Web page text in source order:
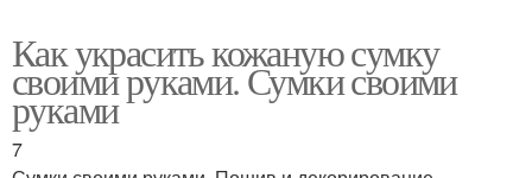
Как украсить кожаную сумку
своими руками. Сумки своими
руками
7